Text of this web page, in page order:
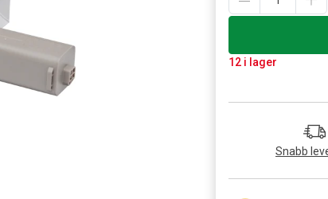
12 i lager
Snabb